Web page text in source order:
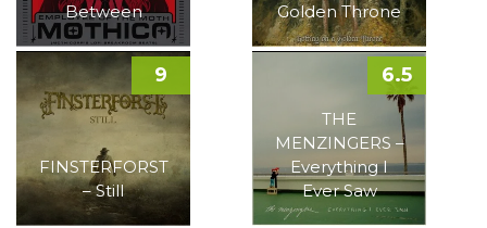
Between
Golden Throne
FINSTERFORST
– Still
9
THE
MENZINGERS –
Everything I
Ever Saw
6.5